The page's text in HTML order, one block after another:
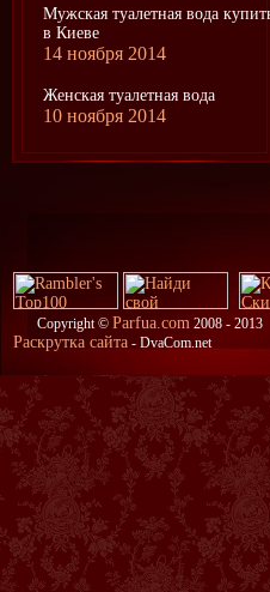
Мужская туалетная вода
в Киеве
14 ноября 2014
Женская туалетная вода
10 ноября 2014
Copyright © Parfua.com 2008 - 2013
Раскрутка сайта - DvaCom.net